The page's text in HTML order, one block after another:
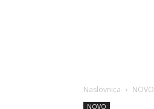
Naslovnica NOVO
NOVO